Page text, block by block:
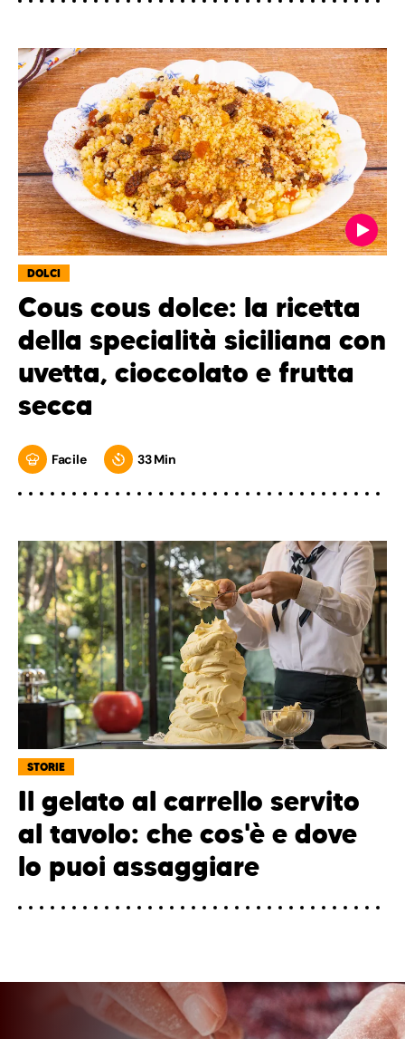
DOLCI
Cous cous dolce: la ricetta
della specialità siciliana con
uvetta, cioccolato e frutta
secca
Facile 33 Min
STORIE
Il gelato al carrello servito
al tavolo: che cos'è e dove
lo puoi assaggiare